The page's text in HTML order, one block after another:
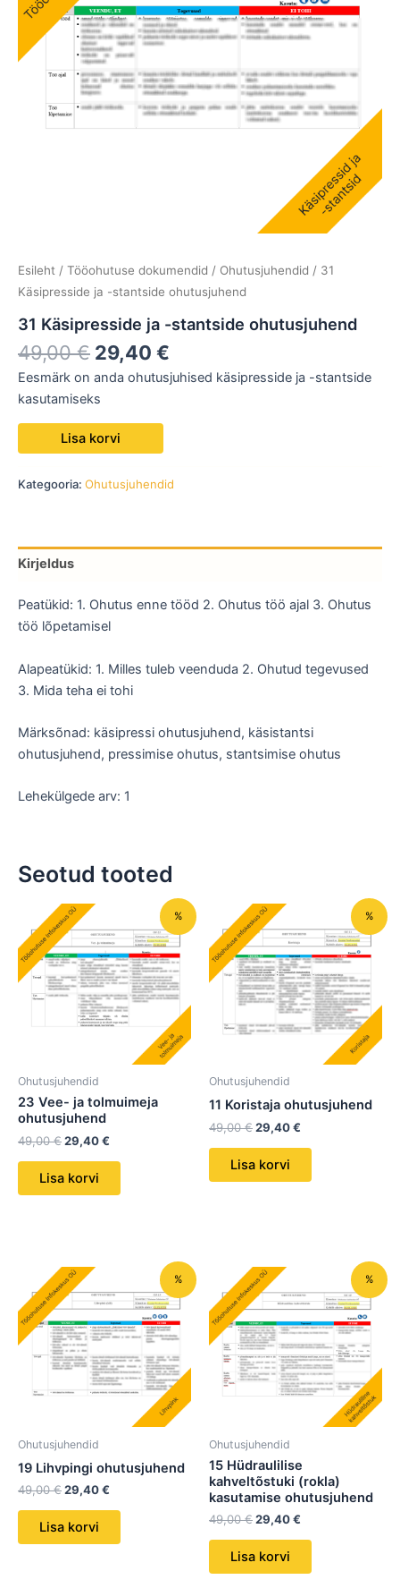
Esileht / Tööohutuse dokumendid / Ohutusjuhendid / 31
Käsipresside ja -stantside ohutusjuhend
31 Käsipresside ja -stantside ohutusjuhend
49,00€ 29,40 €
Eesmärk on anda ohutusjuhised käsipresside ja -stantside
kasutamiseks
kogus
Lisa korvi
Kategooria: Ohutusjuhendid
Kirjeldus
Peatükid: 1. Ohutus enne tööd 2. Ohutus töö ajal 3. Ohutus
töö lõpetamisel
Alapeatükid: 1. Milles tuleb veenduda 2. Ohutud tegevused
3. Mida teha ei tohi
Märksõnad: käsipressi ohutusjuhend, käsistantsi
ohutusjuhend, pressimise ohutus, stantsimise ohutus
Lehekülgede arv: 1
Seotud tooted
%
Ohutusjuhendid
23 Vee- ja tolmuimeja
ohutusjuhend
49,00€
Algne
hind
oli:
49,00 €.
29,40€
Praegune
on:
29,40 €.
Lisa korvi
%
Ohutusjuhendid
11 Koristaja ohutusjuhend
49,00€
Algne
hind
oli:
49,00 €.
29,40€
Praegune
hind
on:
29,40 €.
Lisa korvi
%
Ohutusjuhendid
19 Lihvpingi ohutusjuhend
49,00€
Algne
hind
oli:
49,00 €.
29,40€
Praegune
on:
29,40 €.
Lisa korvi
%
Ohutusjuhendid
15 Hüdraulilise
kahveltõstuki (rokla)
kasutamise ohutusjuhend
49,00€
Algne
hind
oli:
49,00 €.
29,40€
Praegune
on:
29,40 €.
Lisa korvi